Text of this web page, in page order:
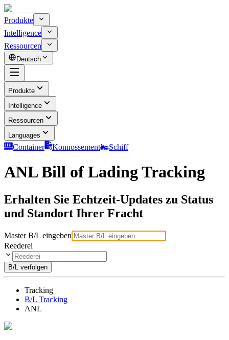
Produkte
Intelligence
Ressourcen
Deutsch
Produkte
Intelligence
Ressourcen
Languages
Container Konnossement Schiff
ANL Bill of Lading Tracking
Erhalten Sie Echtzeit-Updates zu Status
und Standort Ihrer Fracht
Master B/L eingeben
Reederei
B/L verfolgen
Tracking
B/L Tracking
ANL